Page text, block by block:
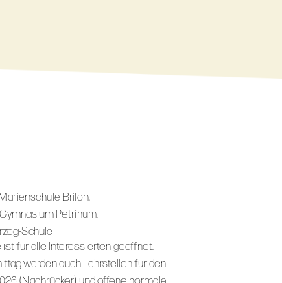
Brilon,
Petrinum,
Schule
für alle Interessierten geöffnet.
werden auch Lehrstellen für den